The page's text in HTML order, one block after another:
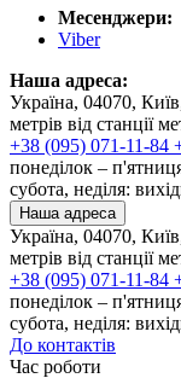
Месенджери:
Viber
Наша адреса:
Україна, 04070,
метрів від станції
+38 (095) 071-11-84
понеділок –
субота, неділя:
Наша адреса
Україна, 04070,
метрів від станції
+38 (095) 071-11-84
понеділок –
субота, неділя:
До контактів
Час роботи